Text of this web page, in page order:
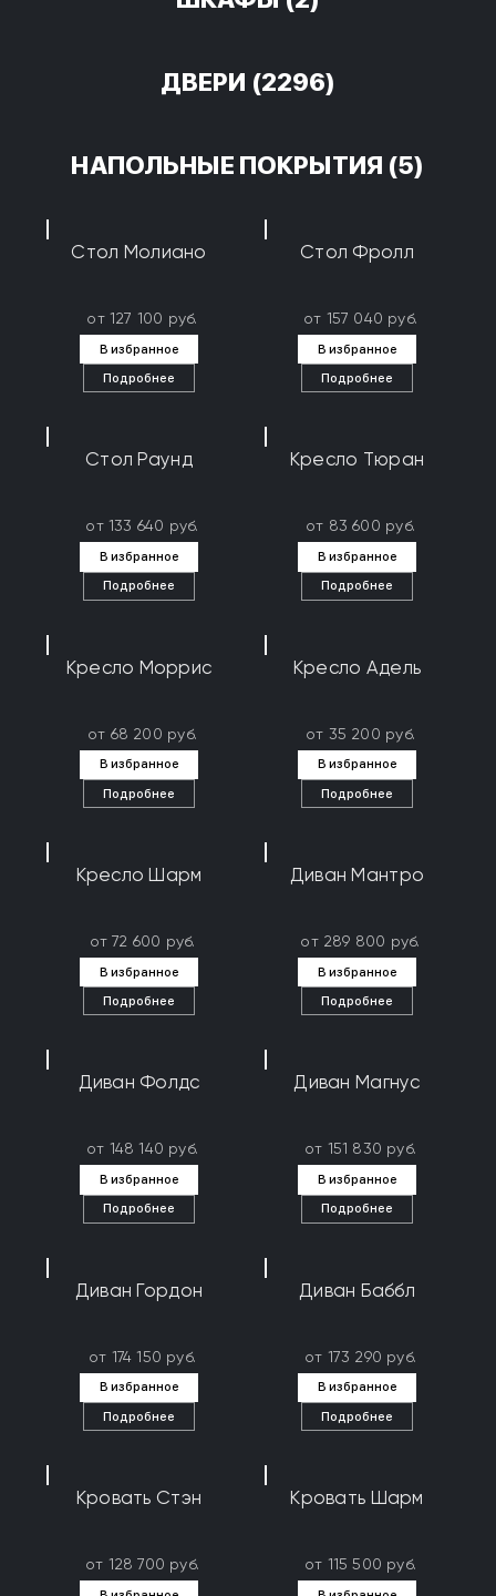
ДВЕРИ (2296)
НАПОЛЬНЫЕ ПОКРЫТИЯ (5)
Стол Молиано
от 127 100 руб.
В избранное
Подробнее
Стол Фролл
от 157 040 руб.
В избранное
Подробнее
Стол Раунд
от 133 640 руб.
В избранное
Подробнее
Кресло Тюран
от 83 600 руб.
В избранное
Подробнее
Кресло Моррис
от 68 200 руб.
В избранное
Подробнее
Кресло Адель
от 35 200 руб.
В избранное
Подробнее
Кресло Шарм
от 72 600 руб.
В избранное
Подробнее
Диван Мантро
от 289 800 руб.
В избранное
Подробнее
Диван Фолдс
от 148 140 руб.
В избранное
Подробнее
Диван Магнус
от 151 830 руб.
В избранное
Подробнее
Диван Гордон
от 174 150 руб.
В избранное
Подробнее
Диван Баббл
от 173 290 руб.
В избранное
Подробнее
Кровать Стэн
от 128 700 руб.
Кровать Шарм
от 115 500 руб.